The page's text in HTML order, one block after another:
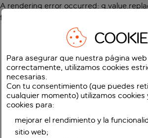
A rendering error occurred:
function
Para asegurar que nuestra página
correctamente, utilizamos cookies
necesarias.
Con tu consentimiento (que puedes
cualquier momento) utilizamos cookies
cookies para:
mejorar el rendimiento y la
sitio web;